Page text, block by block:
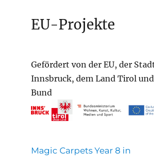
EU-Projekte
Gefördert von der EU, der
Innsbruck, dem Land Tirol
Bund
Magic Carpets Year 8 in